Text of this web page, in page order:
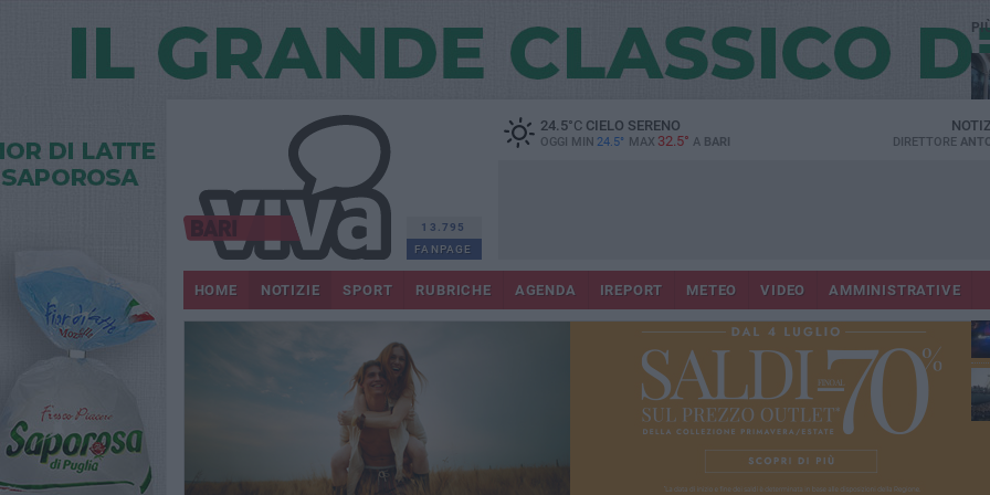
13.795
FANPAGE
24.5°CCIELO SERENO
OGGI MIN 24.5° MAX 32.5° A BARI DIRETTORE
HOME NOTIZIE SPORT RUBRICHE AGENDA IREPORT METEO VIDEO AMMINISTRATIVE